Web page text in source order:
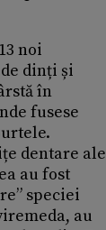
noi
dinți și
în
fusese
dentare ale
au fost
speciei
au